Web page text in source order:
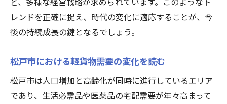
レンドを正確に捉え、時代の変化に適応することが、今
後の持続成長の鍵となるでしょう。
松戸市における軽貨物需要の変化を読む
松戸市は人口増加と高齢化が同時に進行しているエリア
であり、生活必需品や医薬品の宅配需要が年々高まって